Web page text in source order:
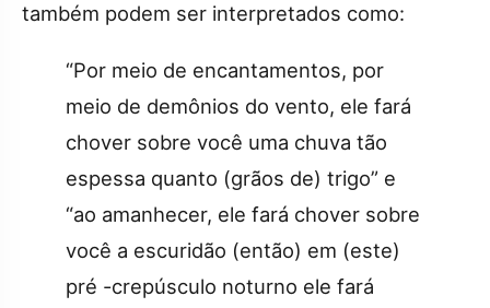
também podem ser interpretados como:
“Por meio de encantamentos, por
meio de demônios do vento, ele fará
chover sobre você uma chuva tão
espessa quanto (grãos de) trigo” e
“ao amanhecer, ele fará chover sobre
você a escuridão (então) em (este)
pré -crepúsculo noturno ele fará